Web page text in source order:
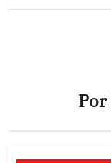
Por